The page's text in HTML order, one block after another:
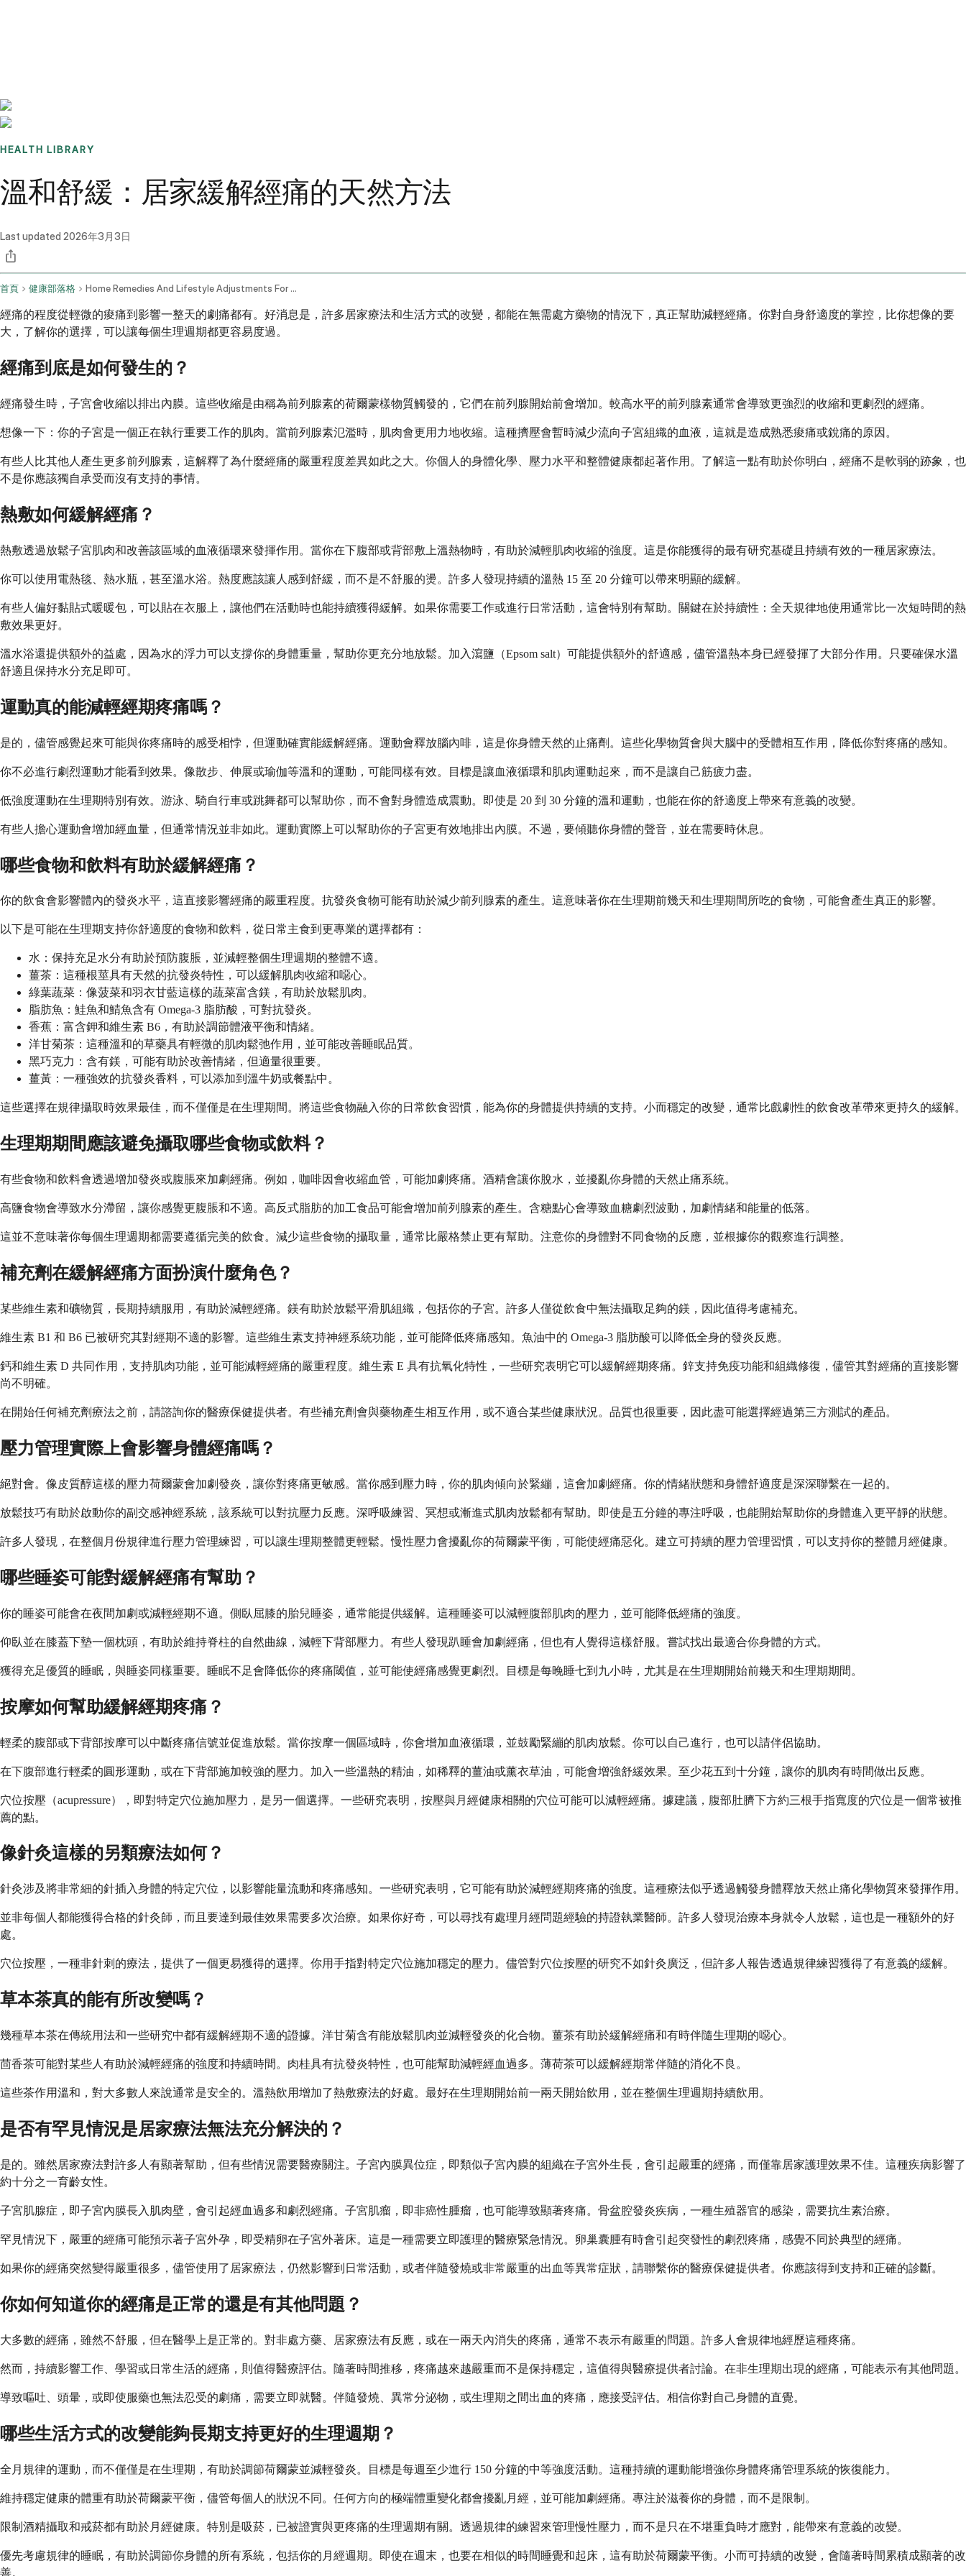
HEALTH LIBRARY
溫和舒緩：居家緩解經痛的天然方法
Last updated 2026年3月3日
首頁 健康部落格 Home Remedies And Lifestyle Adjustments For Menstrual Cramps
經痛的程度從輕微的痠痛到影響一整天的劇痛都有。好消息是，許多居家療法和生活方式的改變，都能在無需處方藥物的情況下，真正幫助減輕經痛。你對自身舒適度的掌控，比你想像的要
大，了解你的選擇，可以讓每個生理週期都更容易度過。
經痛到底是如何發生的？
經痛發生時，子宮會收縮以排出內膜。這些收縮是由稱為前列腺素的荷爾蒙樣物質觸發的，它們在前列腺開始前會增加。較高水平的前列腺素通常會導致更強烈的收縮和更劇烈的經痛。
想像一下：你的子宮是一個正在執行重要工作的肌肉。當前列腺素氾濫時，肌肉會更用力地收縮。這種擠壓會暫時減少流向子宮組織的血液，這就是造成熟悉痠痛或銳痛的原因。
有些人比其他人產生更多前列腺素，這解釋了為什麼經痛的嚴重程度差異如此之大。你個人的身體化學、壓力水平和整體健康都起著作用。了解這一點有助於你明白，經痛不是軟弱的跡象，也
不是你應該獨自承受而沒有支持的事情。
熱敷如何緩解經痛？
熱敷透過放鬆子宮肌肉和改善該區域的血液循環來發揮作用。當你在下腹部或背部敷上溫熱物時，有助於減輕肌肉收縮的強度。這是你能獲得的最有研究基礎且持續有效的一種居家療法。
你可以使用電熱毯、熱水瓶，甚至溫水浴。熱度應該讓人感到舒緩，而不是不舒服的燙。許多人發現持續的溫熱 15 至 20 分鐘可以帶來明顯的緩解。
有些人偏好黏貼式暖暖包，可以貼在衣服上，讓他們在活動時也能持續獲得緩解。如果你需要工作或進行日常活動，這會特別有幫助。關鍵在於持續性：全天規律地使用通常比一次短時間的熱
敷效果更好。
溫水浴還提供額外的益處，因為水的浮力可以支撐你的身體重量，幫助你更充分地放鬆。加入瀉鹽（Epsom salt）可能提供額外的舒適感，儘管溫熱本身已經發揮了大部分作用。只要確保水溫
舒適且保持水分充足即可。
運動真的能減輕經期疼痛嗎？
是的，儘管感覺起來可能與你疼痛時的感受相悖，但運動確實能緩解經痛。運動會釋放腦內啡，這是你身體天然的止痛劑。這些化學物質會與大腦中的受體相互作用，降低你對疼痛的感知。
你不必進行劇烈運動才能看到效果。像散步、伸展或瑜伽等溫和的運動，可能同樣有效。目標是讓血液循環和肌肉運動起來，而不是讓自己筋疲力盡。
低強度運動在生理期特別有效。游泳、騎自行車或跳舞都可以幫助你，而不會對身體造成震動。即使是 20 到 30 分鐘的溫和運動，也能在你的舒適度上帶來有意義的改變。
有些人擔心運動會增加經血量，但通常情況並非如此。運動實際上可以幫助你的子宮更有效地排出內膜。不過，要傾聽你身體的聲音，並在需要時休息。
哪些食物和飲料有助於緩解經痛？
你的飲食會影響體內的發炎水平，這直接影響經痛的嚴重程度。抗發炎食物可能有助於減少前列腺素的產生。這意味著你在生理期前幾天和生理期間所吃的食物，可能會產生真正的影響。
以下是可能在生理期支持你舒適度的食物和飲料，從日常主食到更專業的選擇都有：
水：保持充足水分有助於預防腹脹，並減輕整個生理週期的整體不適。
薑茶：這種根莖具有天然的抗發炎特性，可以緩解肌肉收縮和噁心。
綠葉蔬菜：像菠菜和羽衣甘藍這樣的蔬菜富含鎂，有助於放鬆肌肉。
脂肪魚：鮭魚和鯖魚含有 Omega-3 脂肪酸，可對抗發炎。
香蕉：富含鉀和維生素 B6，有助於調節體液平衡和情緒。
洋甘菊茶：這種溫和的草藥具有輕微的肌肉鬆弛作用，並可能改善睡眠品質。
黑巧克力：含有鎂，可能有助於改善情緒，但適量很重要。
薑黃：一種強效的抗發炎香料，可以添加到溫牛奶或餐點中。
這些選擇在規律攝取時效果最佳，而不僅僅是在生理期間。將這些食物融入你的日常飲食習慣，能為你的身體提供持續的支持。小而穩定的改變，通常比戲劇性的飲食改革帶來更持久的緩解。
生理期期間應該避免攝取哪些食物或飲料？
有些食物和飲料會透過增加發炎或腹脹來加劇經痛。例如，咖啡因會收縮血管，可能加劇疼痛。酒精會讓你脫水，並擾亂你身體的天然止痛系統。
高鹽食物會導致水分滯留，讓你感覺更腹脹和不適。高反式脂肪的加工食品可能會增加前列腺素的產生。含糖點心會導致血糖劇烈波動，加劇情緒和能量的低落。
這並不意味著你每個生理週期都需要遵循完美的飲食。減少這些食物的攝取量，通常比嚴格禁止更有幫助。注意你的身體對不同食物的反應，並根據你的觀察進行調整。
補充劑在緩解經痛方面扮演什麼角色？
某些維生素和礦物質，長期持續服用，有助於減輕經痛。鎂有助於放鬆平滑肌組織，包括你的子宮。許多人僅從飲食中無法攝取足夠的鎂，因此值得考慮補充。
維生素 B1 和 B6 已被研究其對經期不適的影響。這些維生素支持神經系統功能，並可能降低疼痛感知。魚油中的 Omega-3 脂肪酸可以降低全身的發炎反應。
鈣和維生素 D 共同作用，支持肌肉功能，並可能減輕經痛的嚴重程度。維生素 E 具有抗氧化特性，一些研究表明它可以緩解經期疼痛。鋅支持免疫功能和組織修復，儘管其對經痛的直接影響
尚不明確。
在開始任何補充劑療法之前，請諮詢你的醫療保健提供者。有些補充劑會與藥物產生相互作用，或不適合某些健康狀況。品質也很重要，因此盡可能選擇經過第三方測試的產品。
壓力管理實際上會影響身體經痛嗎？
絕對會。像皮質醇這樣的壓力荷爾蒙會加劇發炎，讓你對疼痛更敏感。當你感到壓力時，你的肌肉傾向於緊繃，這會加劇經痛。你的情緒狀態和身體舒適度是深深聯繫在一起的。
放鬆技巧有助於啟動你的副交感神經系統，該系統可以對抗壓力反應。深呼吸練習、冥想或漸進式肌肉放鬆都有幫助。即使是五分鐘的專注呼吸，也能開始幫助你的身體進入更平靜的狀態。
許多人發現，在整個月份規律進行壓力管理練習，可以讓生理期整體更輕鬆。慢性壓力會擾亂你的荷爾蒙平衡，可能使經痛惡化。建立可持續的壓力管理習慣，可以支持你的整體月經健康。
哪些睡姿可能對緩解經痛有幫助？
你的睡姿可能會在夜間加劇或減輕經期不適。側臥屈膝的胎兒睡姿，通常能提供緩解。這種睡姿可以減輕腹部肌肉的壓力，並可能降低經痛的強度。
仰臥並在膝蓋下墊一個枕頭，有助於維持脊柱的自然曲線，減輕下背部壓力。有些人發現趴睡會加劇經痛，但也有人覺得這樣舒服。嘗試找出最適合你身體的方式。
獲得充足優質的睡眠，與睡姿同樣重要。睡眠不足會降低你的疼痛閾值，並可能使經痛感覺更劇烈。目標是每晚睡七到九小時，尤其是在生理期開始前幾天和生理期期間。
按摩如何幫助緩解經期疼痛？
輕柔的腹部或下背部按摩可以中斷疼痛信號並促進放鬆。當你按摩一個區域時，你會增加血液循環，並鼓勵緊繃的肌肉放鬆。你可以自己進行，也可以請伴侶協助。
在下腹部進行輕柔的圓形運動，或在下背部施加較強的壓力。加入一些溫熱的精油，如稀釋的薑油或薰衣草油，可能會增強舒緩效果。至少花五到十分鐘，讓你的肌肉有時間做出反應。
穴位按壓（acupressure），即對特定穴位施加壓力，是另一個選擇。一些研究表明，按壓與月經健康相關的穴位可能可以減輕經痛。據建議，腹部肚臍下方約三根手指寬度的穴位是一個常被推
薦的點。
像針灸這樣的另類療法如何？
針灸涉及將非常細的針插入身體的特定穴位，以影響能量流動和疼痛感知。一些研究表明，它可能有助於減輕經期疼痛的強度。這種療法似乎透過觸發身體釋放天然止痛化學物質來發揮作用。
並非每個人都能獲得合格的針灸師，而且要達到最佳效果需要多次治療。如果你好奇，可以尋找有處理月經問題經驗的持證執業醫師。許多人發現治療本身就令人放鬆，這也是一種額外的好
處。
穴位按壓，一種非針刺的療法，提供了一個更易獲得的選擇。你用手指對特定穴位施加穩定的壓力。儘管對穴位按壓的研究不如針灸廣泛，但許多人報告透過規律練習獲得了有意義的緩解。
草本茶真的能有所改變嗎？
幾種草本茶在傳統用法和一些研究中都有緩解經期不適的證據。洋甘菊含有能放鬆肌肉並減輕發炎的化合物。薑茶有助於緩解經痛和有時伴隨生理期的噁心。
茴香茶可能對某些人有助於減輕經痛的強度和持續時間。肉桂具有抗發炎特性，也可能幫助減輕經血過多。薄荷茶可以緩解經期常伴隨的消化不良。
這些茶作用溫和，對大多數人來說通常是安全的。溫熱飲用增加了熱敷療法的好處。最好在生理期開始前一兩天開始飲用，並在整個生理週期持續飲用。
是否有罕見情況是居家療法無法充分解決的？
是的。雖然居家療法對許多人有顯著幫助，但有些情況需要醫療關注。子宮內膜異位症，即類似子宮內膜的組織在子宮外生長，會引起嚴重的經痛，而僅靠居家護理效果不佳。這種疾病影響了
約十分之一育齡女性。
子宮肌腺症，即子宮內膜長入肌肉壁，會引起經血過多和劇烈經痛。子宮肌瘤，即非癌性腫瘤，也可能導致顯著疼痛。骨盆腔發炎疾病，一種生殖器官的感染，需要抗生素治療。
罕見情況下，嚴重的經痛可能預示著子宮外孕，即受精卵在子宮外著床。這是一種需要立即護理的醫療緊急情況。卵巢囊腫有時會引起突發性的劇烈疼痛，感覺不同於典型的經痛。
如果你的經痛突然變得嚴重很多，儘管使用了居家療法，仍然影響到日常活動，或者伴隨發燒或非常嚴重的出血等異常症狀，請聯繫你的醫療保健提供者。你應該得到支持和正確的診斷。
你如何知道你的經痛是正常的還是有其他問題？
大多數的經痛，雖然不舒服，但在醫學上是正常的。對非處方藥、居家療法有反應，或在一兩天內消失的疼痛，通常不表示有嚴重的問題。許多人會規律地經歷這種疼痛。
然而，持續影響工作、學習或日常生活的經痛，則值得醫療評估。隨著時間推移，疼痛越來越嚴重而不是保持穩定，這值得與醫療提供者討論。在非生理期出現的經痛，可能表示有其他問題。
導致嘔吐、頭暈，或即使服藥也無法忍受的劇痛，需要立即就醫。伴隨發燒、異常分泌物，或生理期之間出血的疼痛，應接受評估。相信你對自己身體的直覺。
哪些生活方式的改變能夠長期支持更好的生理週期？
全月規律的運動，而不僅僅是在生理期，有助於調節荷爾蒙並減輕發炎。目標是每週至少進行 150 分鐘的中等強度活動。這種持續的運動能增強你身體疼痛管理系統的恢復能力。
維持穩定健康的體重有助於荷爾蒙平衡，儘管每個人的狀況不同。任何方向的極端體重變化都會擾亂月經，並可能加劇經痛。專注於滋養你的身體，而不是限制。
限制酒精攝取和戒菸都有助於月經健康。特別是吸菸，已被證實與更疼痛的生理週期有關。透過規律的練習來管理慢性壓力，而不是只在不堪重負時才應對，能帶來有意義的改變。
優先考慮規律的睡眠，有助於調節你身體的所有系統，包括你的月經週期。即使在週末，也要在相似的時間睡覺和起床，這有助於荷爾蒙平衡。小而可持續的改變，會隨著時間累積成顯著的改
善。